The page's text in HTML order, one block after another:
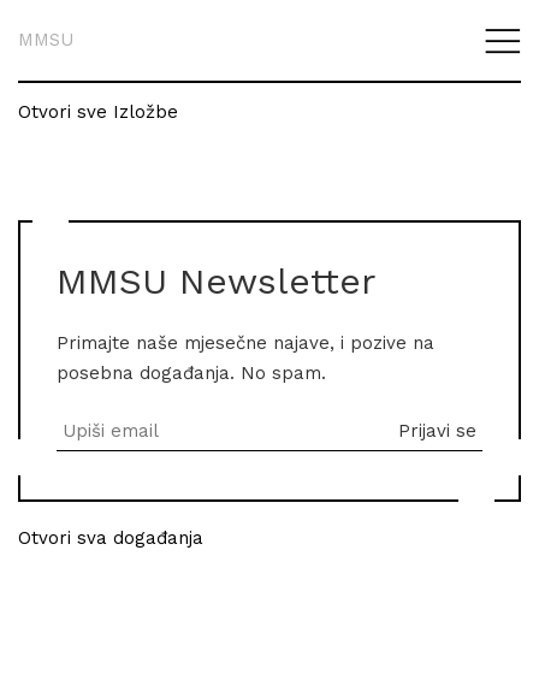
MMSU
Otvori sve Izložbe
MMSU Newsletter
Primajte naše mjesečne najave, i pozive na
posebna događanja. No spam.
Otvori sva događanja